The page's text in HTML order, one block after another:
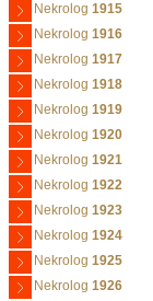
Nekrolog 1915
Nekrolog 1916
Nekrolog 1917
Nekrolog 1918
Nekrolog 1919
Nekrolog 1920
Nekrolog 1921
Nekrolog 1922
Nekrolog 1923
Nekrolog 1924
Nekrolog 1925
Nekrolog 1926